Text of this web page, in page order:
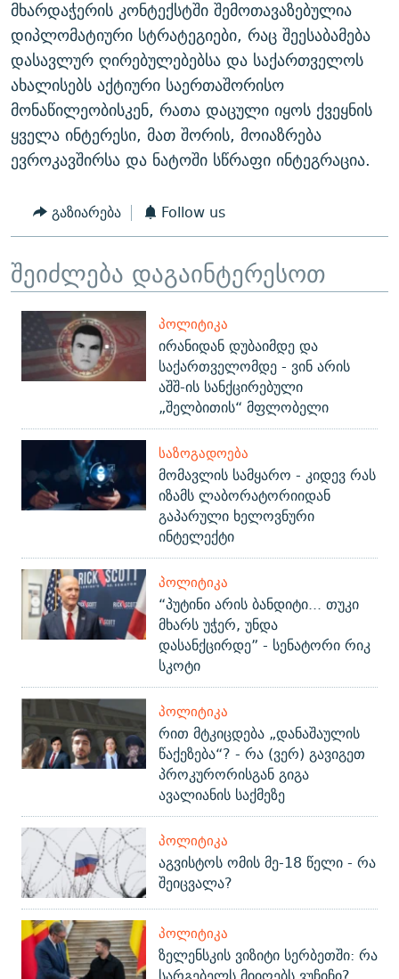
მხარდაჭერის კონტექსტში შემოთავაზებულია
დიპლომატიური სტრატეგიები, რაც შეესაბამება
დასავლურ ღირებულებებსა და საქართველოს
ახალისებს აქტიური საერთაშორისო
მონაწილეობისკენ, რათა დაცული იყოს ქვეყნის
ყველა ინტერესი, მათ შორის, მოიაზრება
ევროკავშირსა და ნატოში სწრაფი ინტეგრაცია.
გაზიარება Follow us
შეიძლება დაგაინტერესოთ
ᲞᲝᲚᲘᲢᲘᲙᲐ
ირანიდან დუბაიმდე და
საქართველომდე - ვინ არის
აშშ-ის სანქცირებული
„შელბითის“ მფლობელი
ᲡᲐᲖᲝᲒᲐᲓᲝᲔᲑᲐ
მომავლის სამყარო - კიდევ რას
იზამს ლაბორატორიიდან
გაპარული ხელოვნური
ინტელექტი
ᲞᲝᲚᲘᲢᲘᲙᲐ
“პუტინი არის ბანდიტი... თუკი
მხარს უჭერ, უნდა
დასანქცირდე” - სენატორი რიკ
სკოტი
ᲞᲝᲚᲘᲢᲘᲙᲐ
რით მტკიცდება „დანაშაულის
წაქეზება“? - რა (ვერ) გავიგეთ
პროკურორისგან გიგა
ავალიანის საქმეზე
ᲞᲝᲚᲘᲢᲘᲙᲐ
აგვისტოს ომის მე-18 წელი - რა
შეიცვალა?
ᲞᲝᲚᲘᲢᲘᲙᲐ
ზელენსკის ვიზიტი სერბეთში: რა